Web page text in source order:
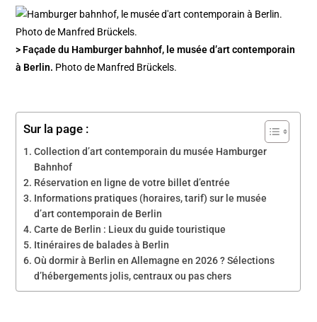
> Façade du Hamburger bahnhof, le musée d’art contemporain
à Berlin. Photo de Manfred Brückels.
Sur la page :
Collection d’art contemporain du musée Hamburger
Bahnhof
Réservation en ligne de votre billet d’entrée
Informations pratiques (horaires, tarif) sur le musée
d’art contemporain de Berlin
Carte de Berlin : Lieux du guide touristique
Itinéraires de balades à Berlin
Où dormir à Berlin en Allemagne en 2026 ? Sélections
d’hébergements jolis, centraux ou pas chers